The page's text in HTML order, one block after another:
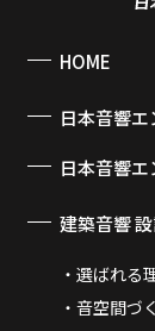
HOME
日本音響
日本音響
建築音響
選ばれる
音空間づ